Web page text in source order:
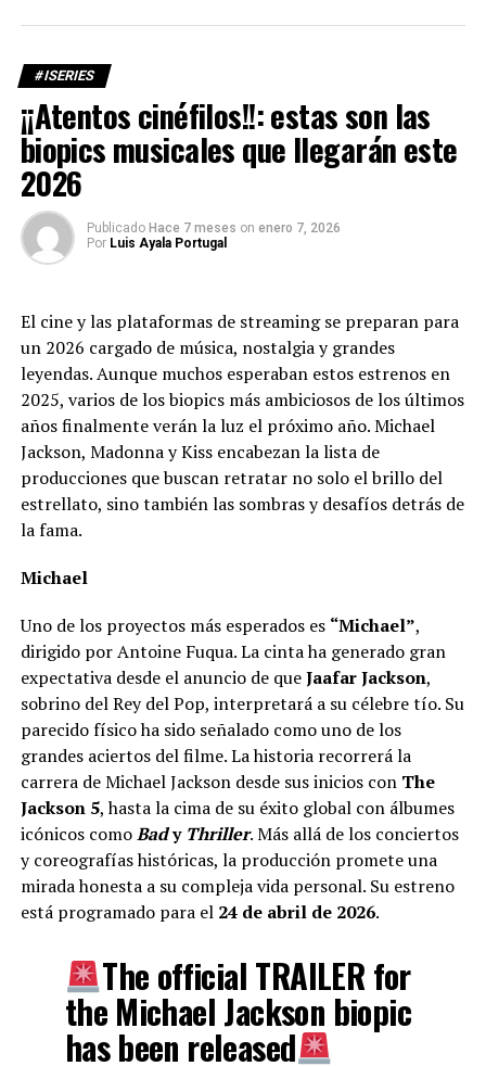
#ISERIES
¡¡Atentos cinéfilos!!: estas son las
biopics musicales que llegarán este
2026
Publicado Hace 7 meses on enero 7, 2026
Por Luis Ayala Portugal
El cine y las plataformas de streaming se preparan para
un 2026 cargado de música, nostalgia y grandes
leyendas. Aunque muchos esperaban estos estrenos en
2025, varios de los biopics más ambiciosos de los últimos
años finalmente verán la luz el próximo año. Michael
Jackson, Madonna y Kiss encabezan la lista de
producciones que buscan retratar no solo el brillo del
estrellato, sino también las sombras y desafíos detrás de
la fama.
Michael
Uno de los proyectos más esperados es “Michael”,
dirigido por Antoine Fuqua. La cinta ha generado gran
expectativa desde el anuncio de queJaafar Jackson,
sobrino del Rey del Pop, interpretará a su célebre tío. Su
parecido físico ha sido señalado como uno de los
grandes aciertos del filme. La historia recorrerá la
carrera de Michael Jackson desde sus inicios con The
Jackson 5, hasta la cima de su éxito global con álbumes
icónicos comoBady Thriller. Más allá de los conciertos
y coreografías históricas, la producción promete una
mirada honesta a su compleja vida personal. Su estreno
está programado para el 24 de abril de 2026.
The official TRAILER for
the Michael Jackson biopic
has been released